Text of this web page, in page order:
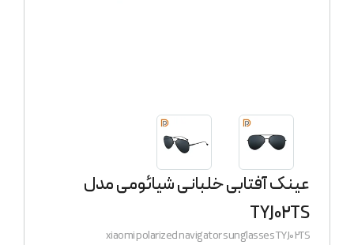
عینک آفتابی خلبانی شیائومی مدل
TYJ02TS
xiaomi polarized navigator sunglasses TYJ02TS